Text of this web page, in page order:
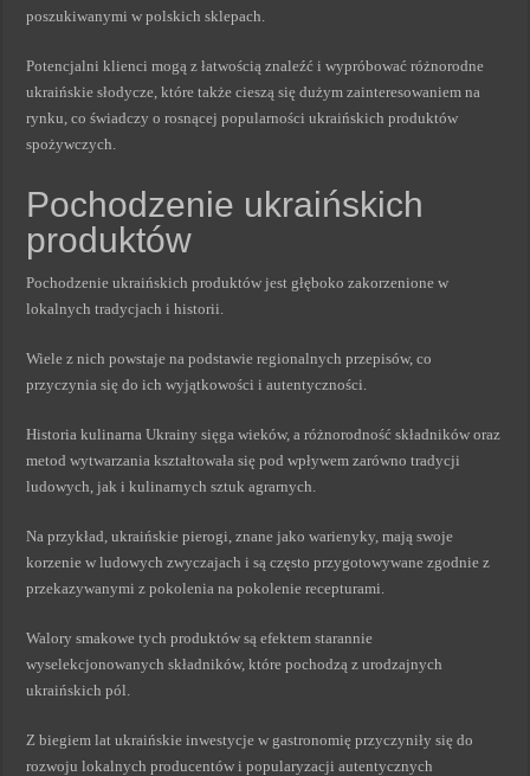
poszukiwanymi w polskich sklepach.
Potencjalni klienci mogą z łatwością znaleźć i wypróbować różnorodne
ukraińskie słodycze, które także cieszą się dużym zainteresowaniem na
rynku, co świadczy o rosnącej popularności ukraińskich produktów
spożywczych.
Pochodzenie ukraińskich
produktów
Pochodzenie ukraińskich produktów jest głęboko zakorzenione w
lokalnych tradycjach i historii.
Wiele z nich powstaje na podstawie regionalnych przepisów, co
przyczynia się do ich wyjątkowości i autentyczności.
Historia kulinarna Ukrainy sięga wieków, a różnorodność składników oraz
metod wytwarzania kształtowała się pod wpływem zarówno tradycji
ludowych, jak i kulinarnych sztuk agrarnych.
Na przykład, ukraińskie pierogi, znane jako warienyky, mają swoje
korzenie w ludowych zwyczajach i są często przygotowywane zgodnie z
przekazywanymi z pokolenia na pokolenie recepturami.
Walory smakowe tych produktów są efektem starannie
wyselekcjonowanych składników, które pochodzą z urodzajnych
ukraińskich pól.
Z biegiem lat ukraińskie inwestycje w gastronomię przyczyniły się do
rozwoju lokalnych producentów i popularyzacji autentycznych